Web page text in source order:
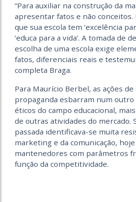
“Para auxiliar na construção da
apresentar fatos e não conceitos.
que sua escola tem ‘excelência
‘educa para a vida’. A tomada de
escolha de uma escola exige
fatos, diferenciais reais e
completa Braga.
Para Maurício Berbel, as ações de
propaganda esbarram num
éticos do campo educacional,
de outras atividades do mercado.
passada identificava-se muita
marketing e da comunicação,
mantenedores com parâmetros
função da competitividade.